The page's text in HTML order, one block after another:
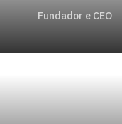
Fundador e CEO